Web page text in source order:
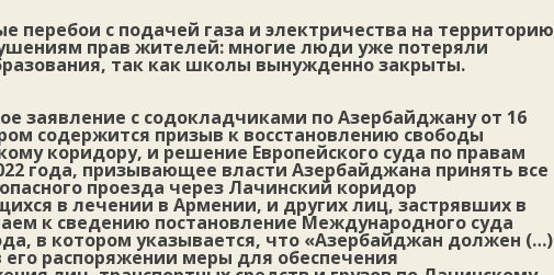
перебои с подачей газа и электричества на территорию
прав жителей: многие люди уже потеряли
так как школы вынужденно закрыты.
заявление с содокладчиками по Азербайджану от 16
содержится призыв к восстановлению свободы
коридору, и решение Европейского суда по правам
года, призывающее власти Азербайджана принять все
проезда через Лачинский коридор
в лечении в Армении, и других лиц, застрявших в
к сведению постановление Международного суда
в котором указывается, что «Азербайджан должен (…)
распоряжении меры для обеспечения